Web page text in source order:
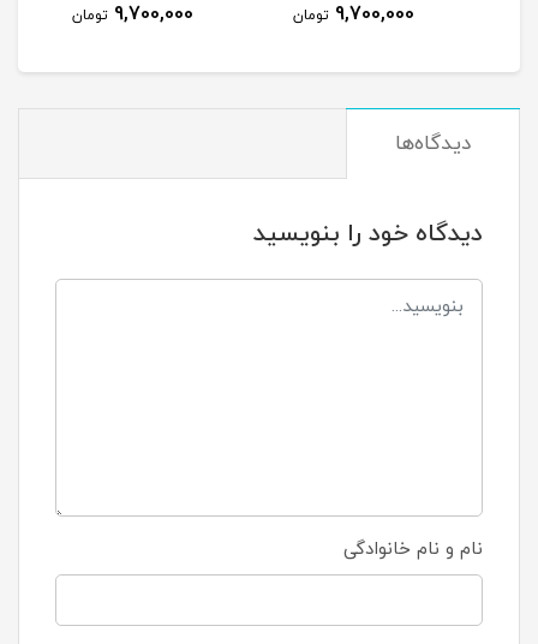
9,700,000 تومان 9,700,000 تومان
دیدگاه‌ها
دیدگاه خود را بنویسید
نام و نام خانوادگی